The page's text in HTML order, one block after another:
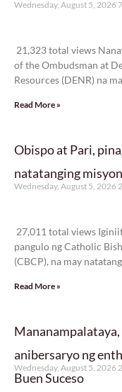
Wednesday, August 5, 2026
21,323 total views
of the Ombudsman at
Resources (DENR) na
Read More »
Obispo at Pari,
natatanging misyon
Wednesday, August 5, 2026
27,011 total views
pangulo ng Catholic
(CBCP), na may
Read More »
anibersaryo ng
Buen Suceso
Wednesday, August 5, 2026